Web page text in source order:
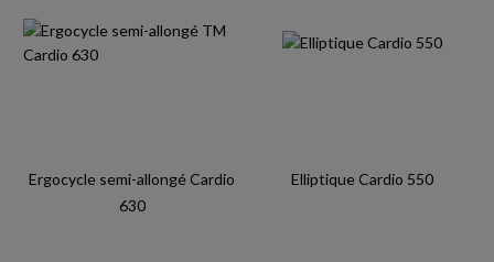
Ergocycle semi-allongé Cardio
630
Elliptique Cardio 550